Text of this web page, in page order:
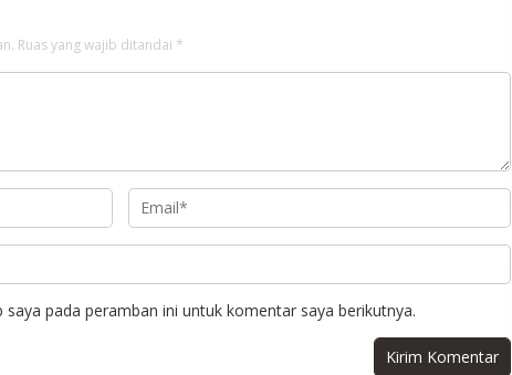
Ruas yang wajib ditandai *
pada peramban ini untuk komentar saya berikutnya.